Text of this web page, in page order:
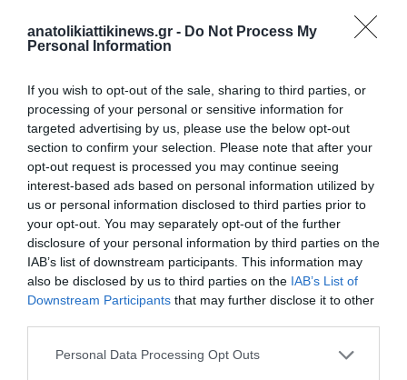
anatolikiattikinews.gr - Do Not Process My
Personal Information
If you wish to opt-out of the sale, sharing to third parties, or
processing of your personal or sensitive information for
targeted advertising by us, please use the below opt-out
section to confirm your selection. Please note that after your
opt-out request is processed you may continue seeing
interest-based ads based on personal information utilized by
us or personal information disclosed to third parties prior to
your opt-out. You may separately opt-out of the further
disclosure of your personal information by third parties on the
IAB’s list of downstream participants. This information may
also be disclosed by us to third parties on the IAB’s List of
Downstream Participants that may further disclose it to other
Personal Data Processing Opt Outs
Πρόσκρουση δεξαμενόπλοιου σε πυλώνα υψηλής τάσης